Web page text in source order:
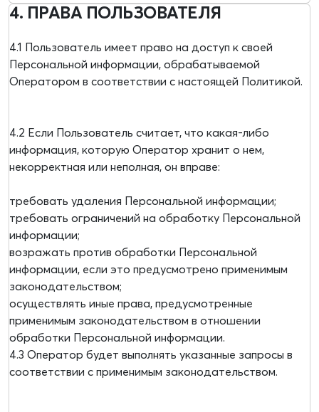
4. ПРАВА ПОЛЬЗОВАТЕЛЯ
4.1 Пользователь имеет право на доступ к своей
Персональной информации, обрабатываемой
Оператором в соответствии с настоящей Политикой.
4.2 Если Пользователь считает, что какая-либо
информация, которую Оператор хранит о нем,
некорректная или неполная, он вправе:
требовать удаления Персональной информации;
требовать ограничений на обработку Персональной
информации;
возражать против обработки Персональной
информации, если это предусмотрено применимым
законодательством;
осуществлять иные права, предусмотренные
применимым законодательством в отношении
обработки Персональной информации.
4.3 Оператор будет выполнять указанные запросы в
соответствии с применимым законодательством.